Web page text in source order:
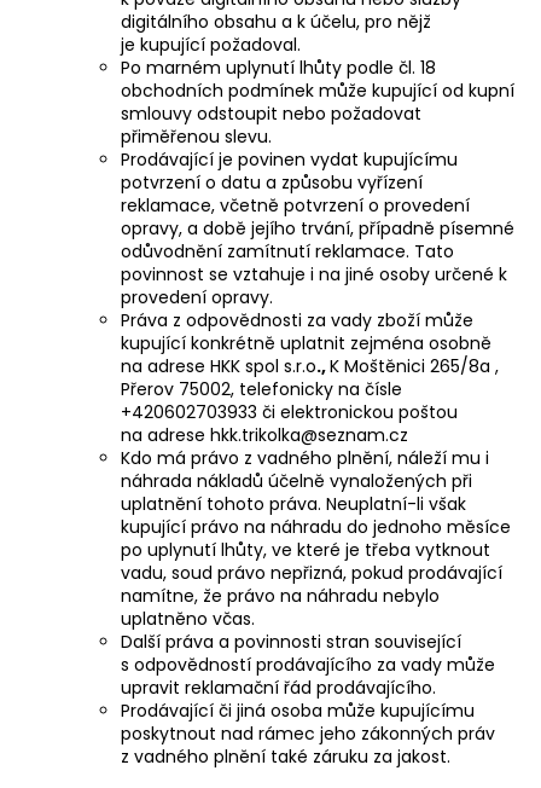
digitálního obsahu a k účelu, pro nějž
je kupující požadoval.
Po marném uplynutí lhůty podle čl. 18
obchodních podmínek může kupující od kupní
smlouvy odstoupit nebo požadovat
přiměřenou slevu.
Prodávající je povinen vydat kupujícímu
potvrzení o datu a způsobu vyřízení
reklamace, včetně potvrzení o provedení
opravy, a době jejího trvání, případně písemné
odůvodnění zamítnutí reklamace. Tato
povinnost se vztahuje i na jiné osoby určené k
provedení opravy.
Práva z odpovědnosti za vady zboží může
kupující konkrétně uplatnit zejména osobně
na adrese HKK spol s.r.o.,K Moštěnici 265/8a ,
Přerov 75002, telefonicky na čísle
+420602703933 či elektronickou poštou
na adrese hkk.trikolka@seznam.cz
Kdo má právo z vadného plnění, náleží mu i
náhrada nákladů účelně vynaložených při
uplatnění tohoto práva. Neuplatní-li však
kupující právo na náhradu do jednoho měsíce
po uplynutí lhůty, ve které je třeba vytknout
vadu, soud právo nepřizná, pokud prodávající
namítne, že právo na náhradu nebylo
uplatněno včas.
Další práva a povinnosti stran související
s odpovědností prodávajícího za vady může
upravit reklamační řád prodávajícího.
Prodávající či jiná osoba může kupujícímu
poskytnout nad rámec jeho zákonných práv
z vadného plnění také záruku za jakost.